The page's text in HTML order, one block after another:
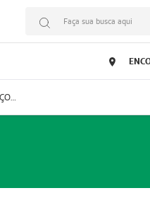
Faça sua busca aqui
MUDANÇA DE ENDEREÇO - DIAGITAB SERVIÇOS MÉDICOS LTDA (54003267-5)